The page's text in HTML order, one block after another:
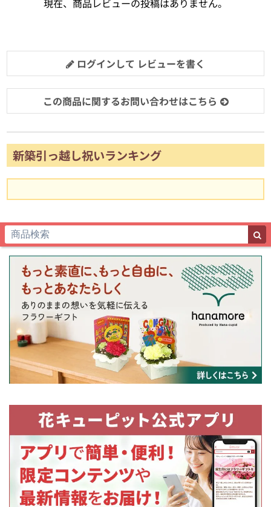
ログインして レビューを書く
この商品に関するお問い合わせはこちら
新築引っ越し祝いランキング